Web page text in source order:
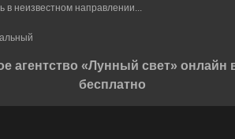
в неизвестном направлении...
агентство «Лунный свет» онлайн
бесплатно